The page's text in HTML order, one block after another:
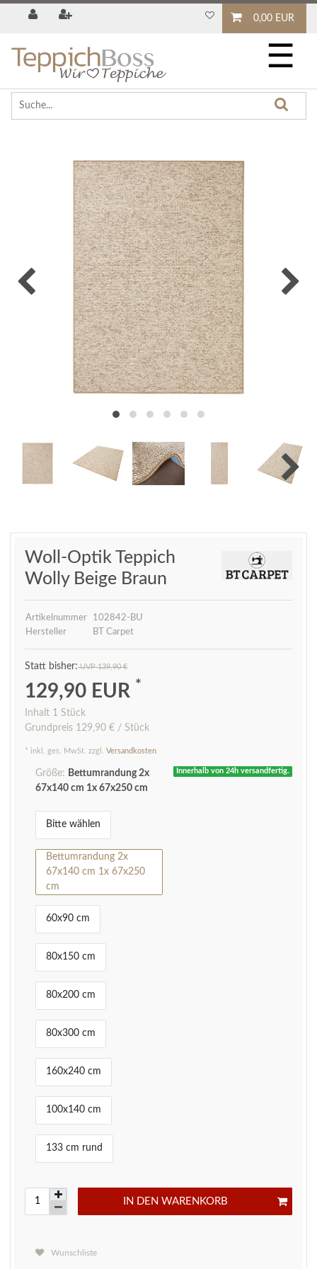
0,00 EUR
☰
Woll-Optik Teppich
Wolly Beige Braun
Artikelnummer
102842-BU
Hersteller
BT Carpet
UVP 139,90 €
129,90 EUR *
Inhalt 1 Stück
Grundpreis 129,90 € / Stück
* inkl. ges. MwSt. zzgl. Versandkosten
Innerhalb von 24h versandfertig.
Größe: Bettumrandung 2x
67x140 cm 1x 67x250 cm
Bitte wählen
Bettumrandung 2x
67x140 cm 1x 67x250
cm
60x90 cm
80x150 cm
80x200 cm
80x300 cm
160x240 cm
100x140 cm
133 cm rund
IN DEN WARENKORB
Wunschliste